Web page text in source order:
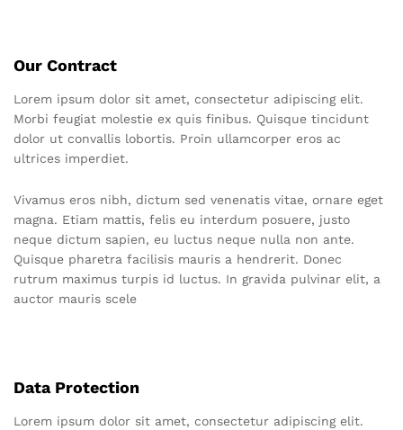
Our Contract
Lorem ipsum dolor sit amet, consectetur adipiscing elit.
Morbi feugiat molestie ex quis finibus. Quisque tincidunt
dolor ut convallis lobortis. Proin ullamcorper eros ac
ultrices imperdiet.
Vivamus eros nibh, dictum sed venenatis vitae, ornare eget
magna. Etiam mattis, felis eu interdum posuere, justo
neque dictum sapien, eu luctus neque nulla non ante.
Quisque pharetra facilisis mauris a hendrerit. Donec
rutrum maximus turpis id luctus. In gravida pulvinar elit, a
auctor mauris scele
Data Protection
Lorem ipsum dolor sit amet, consectetur adipiscing elit.